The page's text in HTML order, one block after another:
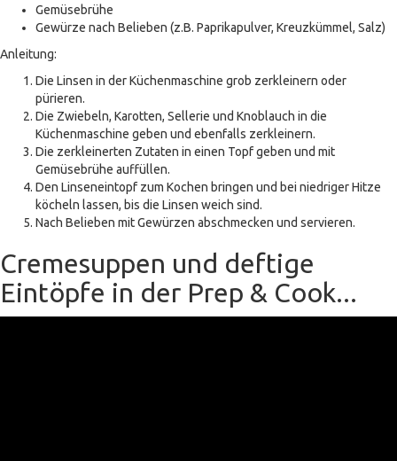
Gemüsebrühe
Gewürze nach Belieben (z.B. Paprikapulver, Kreuzkümmel, Salz)
Anleitung:
Die Linsen in der Küchenmaschine grob zerkleinern oder
pürieren.
Die Zwiebeln, Karotten, Sellerie und Knoblauch in die
Küchenmaschine geben und ebenfalls zerkleinern.
Die zerkleinerten Zutaten in einen Topf geben und mit
Gemüsebrühe auffüllen.
Den Linseneintopf zum Kochen bringen und bei niedriger Hitze
köcheln lassen, bis die Linsen weich sind.
Nach Belieben mit Gewürzen abschmecken und servieren.
Cremesuppen und deftige
Eintöpfe in der Prep & Cook...